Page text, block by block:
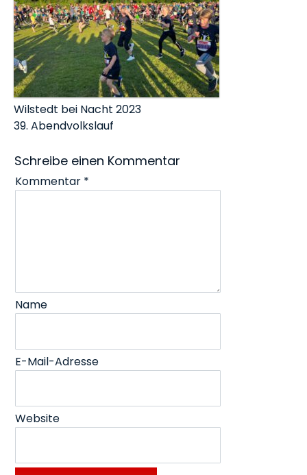
Wilstedt bei Nacht 2023
39. Abendvolkslauf
Schreibe einen Kommentar
Kommentar *
Name
E-Mail-Adresse
Website